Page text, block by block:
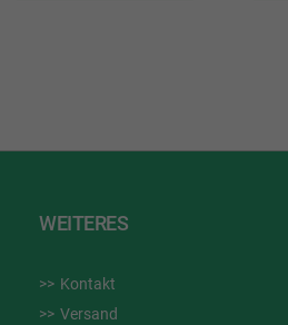
WEITERES
Kontakt
Versand